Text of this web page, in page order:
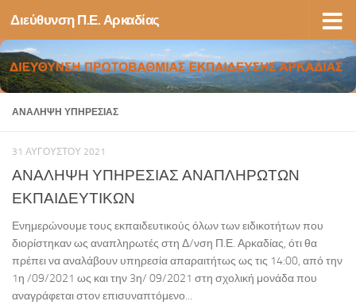
Skip to content
Διεύθυνση Π.Ε. Αρκαδίας
ΑΝΆΛΗΨΗ ΥΠΗΡΕΣΊΑΣ
31 ΑΥΓΟΎΣΤΟΥ 2021
ΑΝΑΛΗΨΗ ΥΠΗΡΕΣΙΑΣ ΑΝΑΠΛΗΡΩΤΩΝ
ΕΚΠΑΙΔΕΥΤΙΚΩΝ
Ενημερώνουμε τους εκπαιδευτικούς όλων των ειδικοτήτων που
διορίστηκαν ως αναπληρωτές στη Δ/νση Π.Ε. Αρκαδίας, ότι θα
πρέπει να αναλάβουν υπηρεσία απαραιτήτως ως τις 14:00, από την
1η /09/2021 ως και την 3η/ 09/2021 στη σχολική μονάδα που
αναγράφεται στον επισυναπτόμενο...